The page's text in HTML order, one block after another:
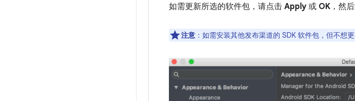
如需更新所选的软件包，请点击 Apply 或 OK ，然
注意 ：如需安装其他发布渠道的 SDK 软件包，但不想